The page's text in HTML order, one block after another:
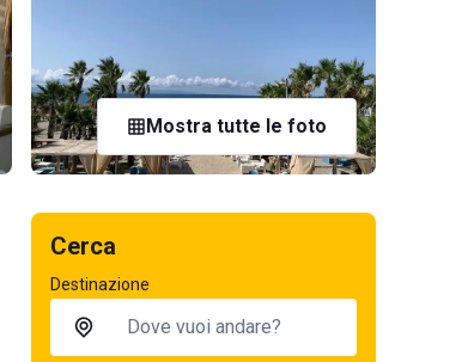
Mostra tutte le foto
Cerca
Destinazione